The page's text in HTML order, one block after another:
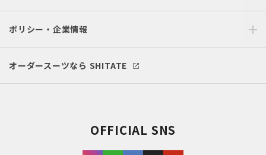
ポリシー・企業情報
オーダースーツなら SHITATE
OFFICIAL SNS